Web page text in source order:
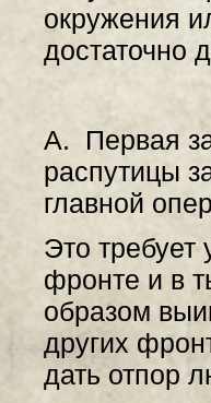
окружения
достаточно
А. Первая
распутицы
главной
Это
фронте и в
образом
других
дать отпор